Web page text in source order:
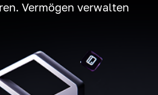
Vermögen verwalten